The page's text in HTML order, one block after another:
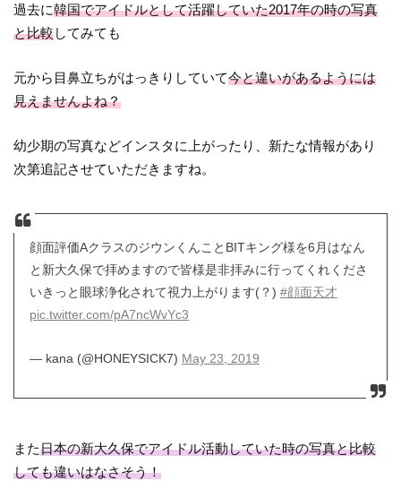
過去に韓国でアイドルとして活躍していた2017年の時の写真
と比較してみても
元から目鼻立ちがはっきりしていて今と違いがあるようには
見えませんよね？
幼少期の写真などインスタに上がったり、新たな情報があり
次第追記させていただきますね。
顔面評価AクラスのジウンくんことBITキング様を6月はなん
と新大久保で拝めますので皆様是非拝みに行ってくれくださ
いきっと眼球浄化されて視力上がります(？) #顔面天才
pic.twitter.com/pA7ncWvYc3
— kana (@HONEYSICK7) May 23, 2019
また日本の新大久保でアイドル活動していた時の写真と比較
しても違いはなさそう！